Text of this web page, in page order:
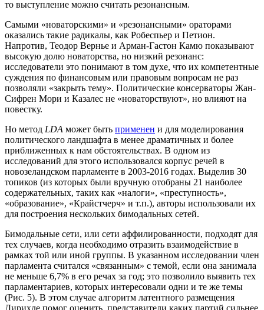
то выступление можно считать резонансным.
Самыми «новаторскими» и «резонансными» ораторами
оказались такие радикалы, как Робеспьер и Петион.
Напротив, Теодор Вернье и Арман-Гастон Камю показывают
высокую долю новаторства, но низкий резонанс:
исследователи это понимают в том духе, что их компетентные
суждения по финансовым или правовым вопросам не раз
позволяли «закрыть тему». Политические консерваторы Жан-
Сифрен Мори и Казалес не «новаторствуют», но влияют на
повестку.
Но метод LDA может быть применен и для моделирования
политического ландшафта в менее драматичных и более
приближенных к нам обстоятельствах. В одном из
исследований для этого использовался корпус речей в
новозеландском парламенте в 2003-2016 годах. Выделив 30
топиков (из которых были вручную отобраны 21 наиболее
содержательных, таких как «налоги», «преступность»,
«образование», «Крайстчерч» и т.п.), авторы использовали их
для построения нескольких бимодальных сетей.
Бимодальные сети, или сети аффилированности, подходят для
тех случаев, когда необходимо отразить взаимодействие в
рамках той или иной группы. В указанном исследовании член
парламента считался «связанным» с темой, если она занимала
не меньше 6,7% в его речах за год; это позволило выявить тех
парламентариев, которых интересовали одни и те же темы
(Рис. 5). В этом случае алгоритм латентного размещения